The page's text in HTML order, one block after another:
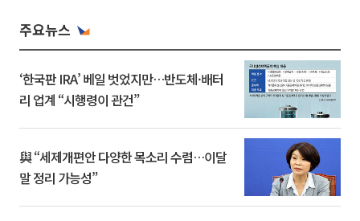
주요뉴스
‘한국판 IRA’ 베일 벗었지만…반도체·배터
리 업계 “시행령이 관건”
與 “세제개편안 다양한 목소리 수렴…이달
말 정리 가능성”